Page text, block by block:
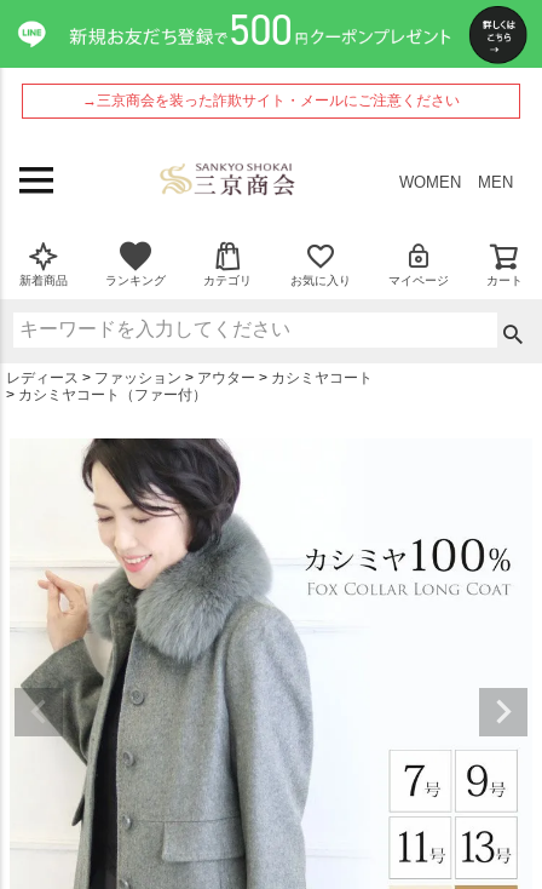
→三京商会を装った詐欺サイト・メールにご注意ください
WOMEN MEN
新着商品 ランキング カテゴリ お気に入り マイページ カート
レディース ファッション アウター
カシミヤコート
カシミヤコート（ファー付）
ペー
ジト
ップ
へ